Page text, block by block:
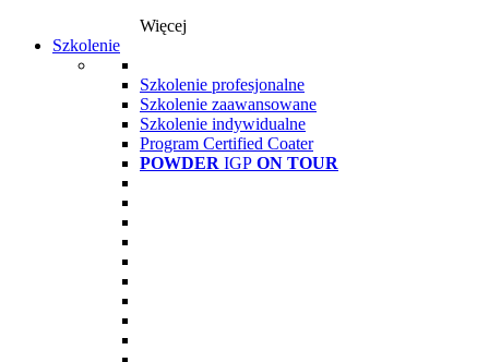
Więcej
Szkolenie
Szkolenie profesjonalne
Szkolenie zaawansowane
Szkolenie indywidualne
Program Certified Coater
POWDER IGP ON TOUR